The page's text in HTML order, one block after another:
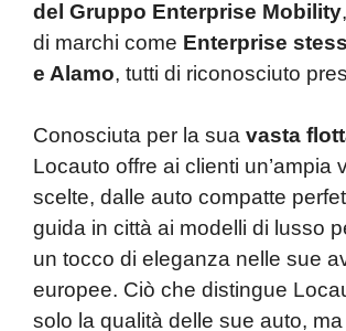
del Gruppo Enterprise Mobility
di marchi come Enterprise
e Alamo, tutti di riconosciuto
Conosciuta per la sua vasta
Locauto offre ai clienti un’ampia
scelte, dalle auto compatte
guida in città ai modelli di lusso
un tocco di eleganza nelle sue
europee. Ciò che distingue
solo la qualità delle sue auto, ma